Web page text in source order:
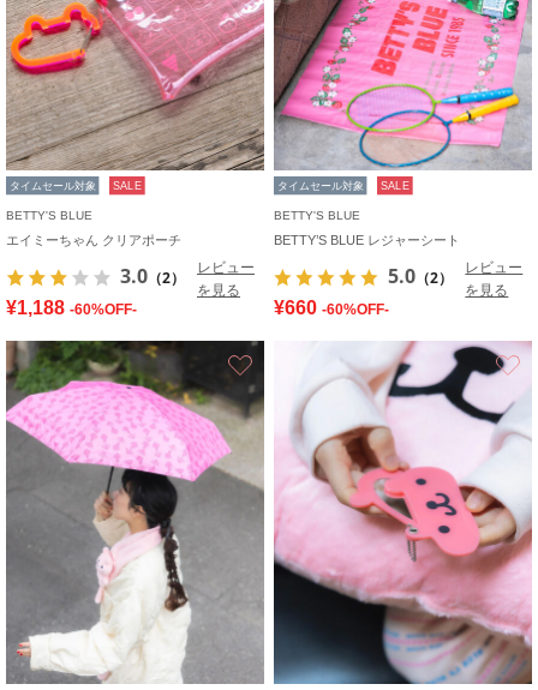
タイムセール対象 SALE
BETTY'S BLUE
エイミーちゃん クリアポーチ
3.0 （2）
レビュー
を見る
¥1,188 -60%OFF-
タイムセール対象 SALE
BETTY'S BLUE
BETTY’S BLUE レジャーシート
5.0 （2）
レビュー
を見る
¥660 -60%OFF-